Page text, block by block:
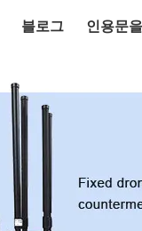
블로그 인용문